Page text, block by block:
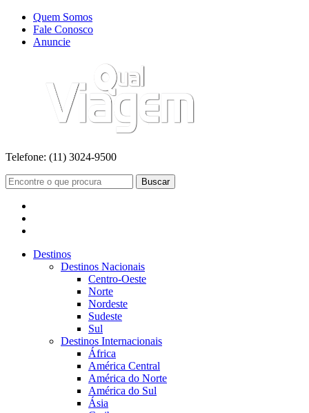
Quem Somos
Fale Conosco
Anuncie
Telefone: (11) 3024-9500
Buscar
Destinos
Destinos Nacionais
Centro-Oeste
Norte
Nordeste
Sudeste
Sul
Destinos Internacionais
África
América Central
América do Norte
América do Sul
Ásia